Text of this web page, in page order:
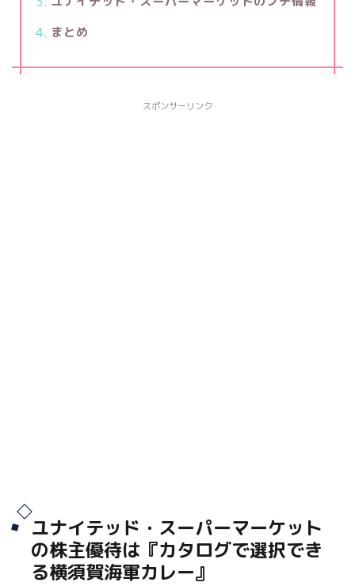
まとめ
スポンサーリンク
ユナイテッド・スーパーマーケット
の株主優待は『カタログで選択でき
る横須賀海軍カレー』